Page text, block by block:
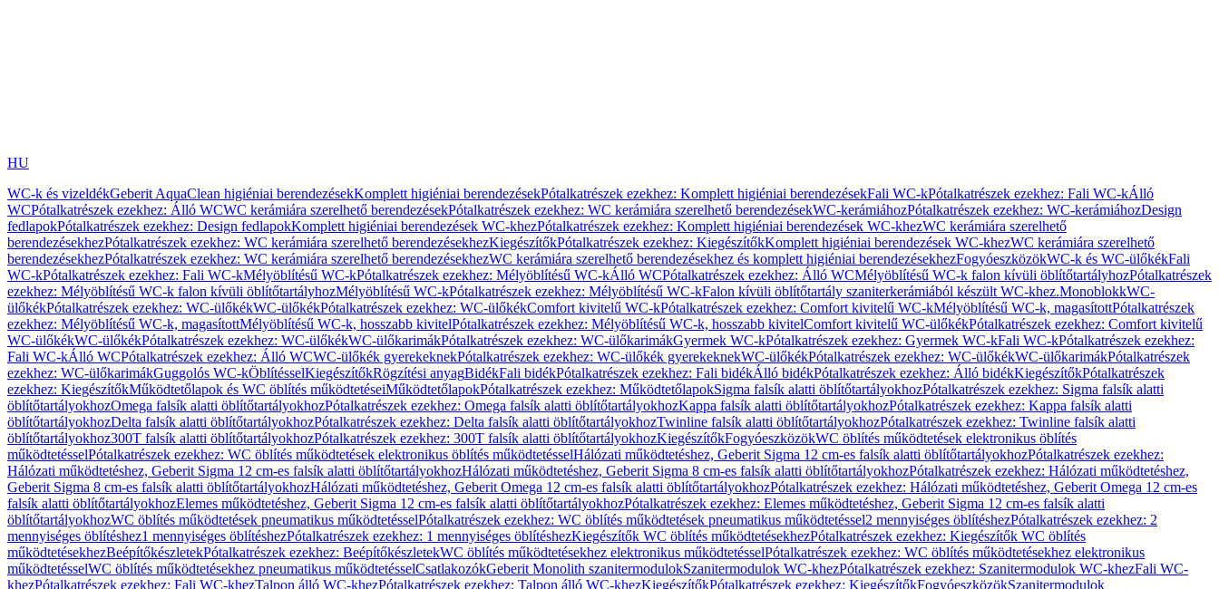
HU
WC-k és vizeldékGeberit AquaClean higiéniai berendezésekKomplett higiéniai berendezésekPótalkatrészek ezekhez: Komplett higiéniai berendezésekFali WC-kPótalkatrészek ezekhez: Fali WC-kÁlló
WCPótalkatrészek ezekhez: Álló WCWC kerámiára szerelhető berendezésekPótalkatrészek ezekhez: WC kerámiára szerelhető berendezésekWC-kerámiáhozPótalkatrészek ezekhez: WC-kerámiáhozDesign
fedlapokPótalkatrészek ezekhez: Design fedlapokKomplett higiéniai berendezések WC-khezPótalkatrészek ezekhez: Komplett higiéniai berendezések WC-khezWC kerámiára szerelhető
berendezésekhezPótalkatrészek ezekhez: WC kerámiára szerelhető berendezésekhezKiegészítőkPótalkatrészek ezekhez: KiegészítőkKomplett higiéniai berendezések WC-khezWC kerámiára szerelhető
berendezésekhezPótalkatrészek ezekhez: WC kerámiára szerelhető berendezésekhezWC kerámiára szerelhető berendezésekhez és komplett higiéniai berendezésekhezFogyóeszközökWC-k és WC-ülőkékFali
WC-kPótalkatrészek ezekhez: Fali WC-kMélyöblítésű WC-kPótalkatrészek ezekhez: Mélyöblítésű WC-kÁlló WCPótalkatrészek ezekhez: Álló WCMélyöblítésű WC-k falon kívüli öblítőtartályhozPótalkatrészek
ezekhez: Mélyöblítésű WC-k falon kívüli öblítőtartályhozMélyöblítésű WC-kPótalkatrészek ezekhez: Mélyöblítésű WC-kFalon kívüli öblítőtartály szaniterkerámiából készült WC-khez.MonoblokkWC-
ülőkékPótalkatrészek ezekhez: WC-ülőkékWC-ülőkékPótalkatrészek ezekhez: WC-ülőkékComfort kivitelű WC-kPótalkatrészek ezekhez: Comfort kivitelű WC-kMélyöblítésű WC-k, magasítottPótalkatrészek
ezekhez: Mélyöblítésű WC-k, magasítottMélyöblítésű WC-k, hosszabb kivitelPótalkatrészek ezekhez: Mélyöblítésű WC-k, hosszabb kivitelComfort kivitelű WC-ülőkékPótalkatrészek ezekhez: Comfort kivitelű
WC-ülőkékWC-ülőkékPótalkatrészek ezekhez: WC-ülőkékWC-ülőkarimákPótalkatrészek ezekhez: WC-ülőkarimákGyermek WC-kPótalkatrészek ezekhez: Gyermek WC-kFali WC-kPótalkatrészek ezekhez:
Fali WC-kÁlló WCPótalkatrészek ezekhez: Álló WCWC-ülőkék gyerekeknekPótalkatrészek ezekhez: WC-ülőkék gyerekeknekWC-ülőkékPótalkatrészek ezekhez: WC-ülőkékWC-ülőkarimákPótalkatrészek
ezekhez: WC-ülőkarimákGuggolós WC-kÖblítésselKiegészítőkRögzítési anyagBidékFali bidékPótalkatrészek ezekhez: Fali bidékÁlló bidékPótalkatrészek ezekhez: Álló bidékKiegészítőkPótalkatrészek
ezekhez: KiegészítőkMűködtetőlapok és WC öblítés működtetéseiMűködtetőlapokPótalkatrészek ezekhez: MűködtetőlapokSigma falsík alatti öblítőtartályokhozPótalkatrészek ezekhez: Sigma falsík alatti
öblítőtartályokhozOmega falsík alatti öblítőtartályokhozPótalkatrészek ezekhez: Omega falsík alatti öblítőtartályokhozKappa falsík alatti öblítőtartályokhozPótalkatrészek ezekhez: Kappa falsík alatti
öblítőtartályokhozDelta falsík alatti öblítőtartályokhozPótalkatrészek ezekhez: Delta falsík alatti öblítőtartályokhozTwinline falsík alatti öblítőtartályokhozPótalkatrészek ezekhez: Twinline falsík alatti
öblítőtartályokhoz300T falsík alatti öblítőtartályokhozPótalkatrészek ezekhez: 300T falsík alatti öblítőtartályokhozKiegészítőkFogyóeszközökWC öblítés működtetések elektronikus öblítés
működtetésselPótalkatrészek ezekhez: WC öblítés működtetések elektronikus öblítés működtetésselHálózati működtetéshez, Geberit Sigma 12 cm-es falsík alatti öblítőtartályokhozPótalkatrészek ezekhez:
Hálózati működtetéshez, Geberit Sigma 12 cm-es falsík alatti öblítőtartályokhozHálózati működtetéshez, Geberit Sigma 8 cm-es falsík alatti öblítőtartályokhozPótalkatrészek ezekhez: Hálózati működtetéshez,
Geberit Sigma 8 cm-es falsík alatti öblítőtartályokhozHálózati működtetéshez, Geberit Omega 12 cm-es falsík alatti öblítőtartályokhozPótalkatrészek ezekhez: Hálózati működtetéshez, Geberit Omega 12 cm-es
falsík alatti öblítőtartályokhozElemes működtetéshez, Geberit Sigma 12 cm-es falsík alatti öblítőtartályokhozPótalkatrészek ezekhez: Elemes működtetéshez, Geberit Sigma 12 cm-es falsík alatti
öblítőtartályokhozWC öblítés működtetések pneumatikus működtetésselPótalkatrészek ezekhez: WC öblítés működtetések pneumatikus működtetéssel2 mennyiséges öblítéshezPótalkatrészek ezekhez: 2
mennyiséges öblítéshez1 mennyiséges öblítéshezPótalkatrészek ezekhez: 1 mennyiséges öblítéshezKiegészítők WC öblítés működtetésekhezPótalkatrészek ezekhez: Kiegészítők WC öblítés
működtetésekhezBeépítőkészletekPótalkatrészek ezekhez: BeépítőkészletekWC öblítés működtetésekhez elektronikus működtetésselPótalkatrészek ezekhez: WC öblítés működtetésekhez elektronikus
működtetésselWC öblítés működtetésekhez pneumatikus működtetésselCsatlakozókGeberit Monolith szanitermodulokSzanitermodulok WC-khezPótalkatrészek ezekhez: Szanitermodulok WC-khezFali WC-
khezPótalkatrészek ezekhez: Fali WC-khezTalpon álló WC-khezPótalkatrészek ezekhez: Talpon álló WC-khezKiegészítőkPótalkatrészek ezekhez: KiegészítőkFogyóeszközökSzanitermodulok